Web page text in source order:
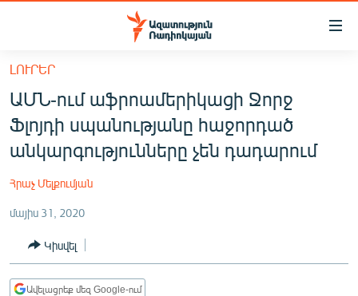
Մատչելիության
հիմնական
բովանդակությանը
Անցնել
հիմնական
մենյուին
ՔԱՂԱՔԱԿԱՆ
ՏՆՏԵՍՈՒԹՅՈՒՆ
ՂԱՐԱԲԱՂ
ԼՈՒՐԵՐ
ԱՄՆ-ում աֆրոամերիկացի Ջորջ
Ֆլոյդի սպանությանը հաջորդած
անկարգությունները չեն դադարում
Հրաչ Մելքումյան
մայիս 31, 2020
Կիսվել
Ավելացրեք մեզ Google-ում